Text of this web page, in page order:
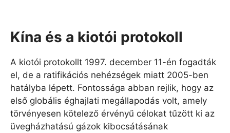
Kína és a kiotói protokoll
A kiotói protokollt 1997. december 11-én fogadták
el, de a ratifikációs nehézségek miatt 2005-ben
hatályba lépett. Fontossága abban rejlik, hogy az
első globális éghajlati megállapodás volt, amely
törvényesen kötelező érvényű célokat tűzött ki az
üvegházhatású gázok kibocsátásának